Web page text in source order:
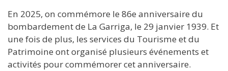
En 2025, on commémore le 86e anniversaire du
bombardement de La Garriga, le 29 janvier 1939. Et
une fois de plus, les services du Tourisme et du
Patrimoine ont organisé plusieurs événements et
activités pour commémorer cet anniversaire.